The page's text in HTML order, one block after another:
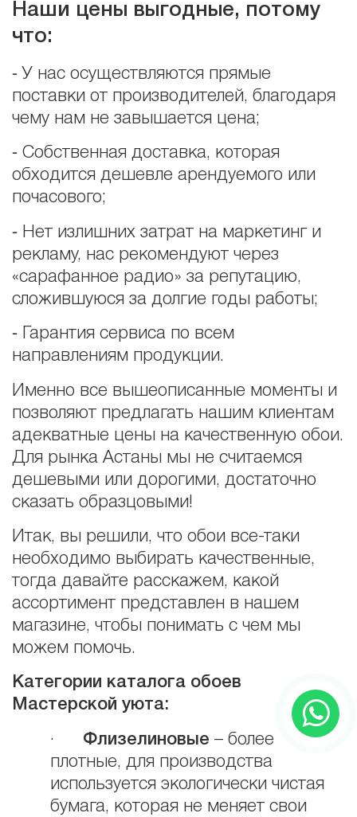
Наши цены выгодные, потому
что:
⁃ У нас осуществляются прямые
поставки от производителей, благодаря
чему нам не завышается цена;
⁃ Собственная доставка, которая
обходится дешевле арендуемого или
почасового;
⁃ Нет излишних затрат на маркетинг и
рекламу, нас рекомендуют через
«сарафанное радио» за репутацию,
сложившуюся за долгие годы работы;
⁃ Гарантия сервиса по всем
направлениям продукции.
Именно все вышеописанные моменты и
позволяют предлагать нашим клиентам
адекватные цены на качественную обои.
Для рынка Астаны мы не считаемся
дешевыми или дорогими, достаточно
сказать образцовыми!
Итак, вы решили, что обои все-таки
необходимо выбирать качественные,
тогда давайте расскажем, какой
ассортимент представлен в нашем
магазине, чтобы понимать с чем мы
можем помочь.
Категории каталога обоев
Мастерской уюта:
· Флизелиновые – более
плотные, для производства
используется экологически чистая
бумага, которая не меняет свои